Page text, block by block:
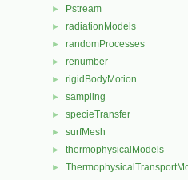
► Pstream
► radiationModels
► randomProcesses
► renumber
► rigidBodyMotion
► sampling
► specieTransfer
► surfMesh
► thermophysicalModels
►